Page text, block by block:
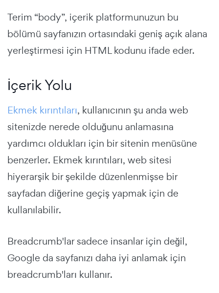
Terim “body”, içerik platformunuzun bu
bölümü sayfanızın ortasındaki geniş açık alana
yerleştirmesi için HTML kodunu ifade eder.
İçerik Yolu
Ekmek kırıntıları, kullanıcının şu anda web
sitenizde nerede olduğunu anlamasına
yardımcı oldukları için bir sitenin menüsüne
benzerler. Ekmek kırıntıları, web sitesi
hiyerarşik bir şekilde düzenlenmişse bir
sayfadan diğerine geçiş yapmak için de
kullanılabilir.
Breadcrumb'lar sadece insanlar için değil,
Google da sayfanızı daha iyi anlamak için
breadcrumb'ları kullanır.